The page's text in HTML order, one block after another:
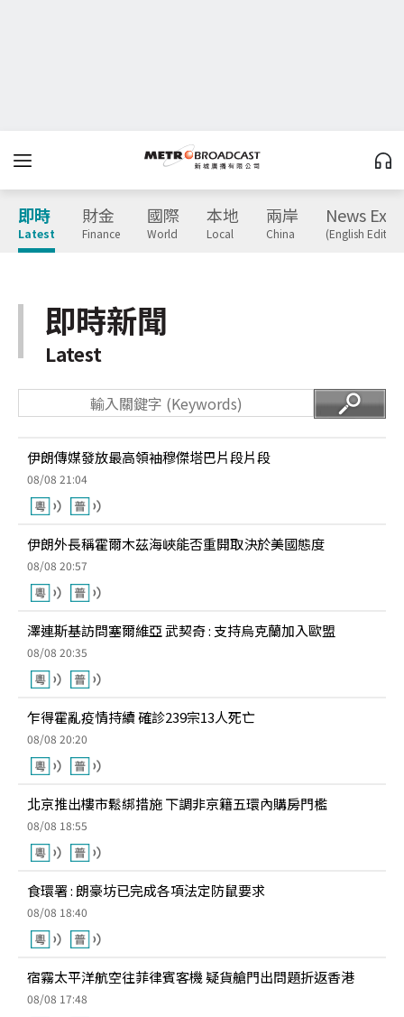
即時
Latest
財金
Finance
國際
World
本地
Local
兩岸
China
News
(English
即時新聞
Latest
伊朗傳媒發放最高領袖穆傑塔巴片段片段
08/08 21:04
伊朗外長稱霍爾木茲海峽能否重開取決於美國態度
08/08 20:57
澤連斯基訪問塞爾維亞 武契奇 : 支持烏克蘭加入歐盟
08/08 20:35
乍得霍亂疫情持續 確診239宗13人死亡
08/08 20:20
北京推出樓市鬆綁措施 下調非京籍五環內購房門檻
08/08 18:55
食環署 : 朗豪坊已完成各項法定防鼠要求
08/08 18:40
宿霧太平洋航空往菲律賓客機 疑貨艙門出問題折返香港
08/08 17:48